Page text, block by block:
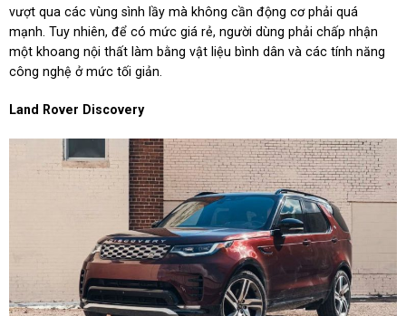
vượt qua các vùng sình lầy mà không cần động cơ phải quá
mạnh. Tuy nhiên, để có mức giá rẻ, người dùng phải chấp nhận
một khoang nội thất làm bằng vật liệu bình dân và các tính năng
công nghệ ở mức tối giản.
Land Rover Discovery